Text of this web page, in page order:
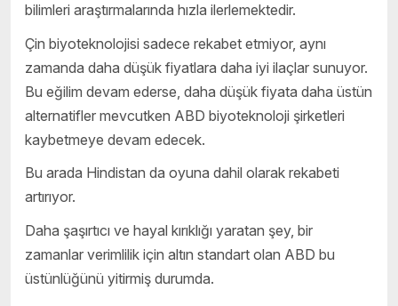
bilimleri araştırmalarında hızla ilerlemektedir.
Çin biyoteknolojisi sadece rekabet etmiyor, aynı
zamanda daha düşük fiyatlara daha iyi ilaçlar sunuyor.
Bu eğilim devam ederse, daha düşük fiyata daha üstün
alternatifler mevcutken ABD biyoteknoloji şirketleri
kaybetmeye devam edecek.
Bu arada Hindistan da oyuna dahil olarak rekabeti
artırıyor.
Daha şaşırtıcı ve hayal kırıklığı yaratan şey, bir
zamanlar verimlilik için altın standart olan ABD bu
üstünlüğünü yitirmiş durumda.